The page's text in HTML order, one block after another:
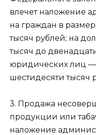
влечет наложение
на граждан в
тысяч рублей; на
тысяч до
юридических лиц —
шестидесяти тысяч
3. Продажа
продукции или
наложение